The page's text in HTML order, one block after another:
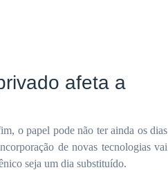
afeta a
o papel pode não ter ainda os dias
de novas tecnologias vai
seja um dia substituído.